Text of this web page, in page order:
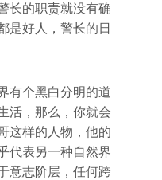
长的职责就没有确
是好人，警长的日
有个黑白分明的道
活，那么，你就会
这样的人物，他的
代表另一种自然界
意志阶层，任何跨